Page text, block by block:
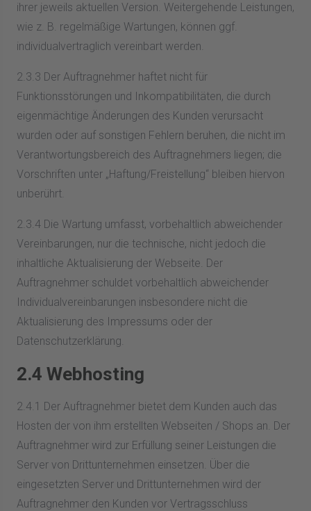
ihrer jeweils aktuellen Version. Weitergehende Leistungen,
wie z. B. regelmäßige Wartungen, können ggf.
individualvertraglich vereinbart werden.
2.3.3 Der Auftragnehmer haftet nicht für
Funktionsstörungen und Inkompatibilitäten, die durch
eigenmächtige Änderungen des Kunden verursacht
wurden oder auf sonstigen Fehlern beruhen, die nicht im
Verantwortungsbereich des Auftragnehmers liegen; die
Vorschriften unter „Haftung/Freistellung“ bleiben hiervon
unberührt.
2.3.4 Die Wartung umfasst, vorbehaltlich abweichender
Vereinbarungen, nur die technische, nicht jedoch die
inhaltliche Aktualisierung der Webseite. Der
Auftragnehmer schuldet vorbehaltlich abweichender
Individualvereinbarungen insbesondere nicht die
Aktualisierung des Impressums oder der
Datenschutzerklärung.
2.4 Webhosting
2.4.1 Der Auftragnehmer bietet dem Kunden auch das
Hosten der von ihm erstellten Webseiten / Shops an. Der
Auftragnehmer wird zur Erfüllung seiner Leistungen die
Server von Drittunternehmen einsetzen. Über die
eingesetzten Server und Drittunternehmen wird der
Auftragnehmer den Kunden vor Vertragsschluss